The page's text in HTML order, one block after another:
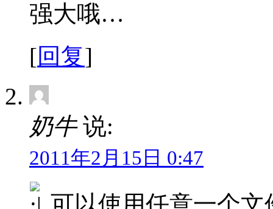
强大哦…
[回复]
奶牛说:
2011年2月15日 0:47